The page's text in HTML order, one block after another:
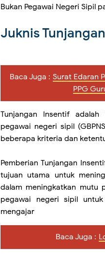
Bukan Pegawai Negeri Sipil
Juknis
Baca Juga : Surat Edaran
PPG
Tunjangan Insentif
pegawai negeri sipil
beberapa kriteria dan
Pemberian Tunjangan
tujuan utama untuk
dalam meningkatkan mutu
pegawai negeri sipil
mengajar
Baca Juga :